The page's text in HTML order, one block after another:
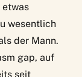
etwas
wesentlich
der Mann.
gap, auf
seit